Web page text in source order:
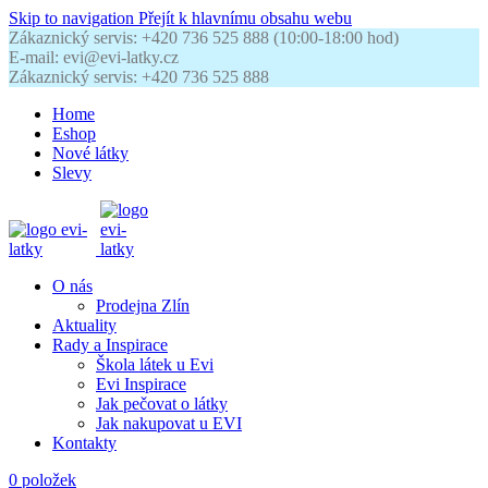
Skip to navigation Přejít k hlavnímu obsahu webu
Zákaznický servis: +420 736 525 888 (10:00-18:00 hod)
E-mail: evi@evi-latky.cz
Zákaznický servis: +420 736 525 888
Home
Eshop
Nové látky
Slevy
O nás
Prodejna Zlín
Aktuality
Rady a Inspirace
Škola látek u Evi
Evi Inspirace
Jak pečovat o látky
Jak nakupovat u EVI
Kontakty
0 položek